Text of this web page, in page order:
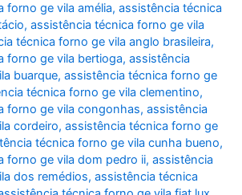
forno ge vila amélia,assistência técnica
,assistência técnica forno ge vila
técnica forno ge vila anglo brasileira,
forno ge vila bertioga,assistência
buarque,assistência técnica forno ge
técnica forno ge vila clementino,
forno ge vila congonhas,assistência
cordeiro,assistência técnica forno ge
técnica forno ge vila cunha bueno,
forno ge vila dom pedro ii,assistência
dos remédios,assistência técnica